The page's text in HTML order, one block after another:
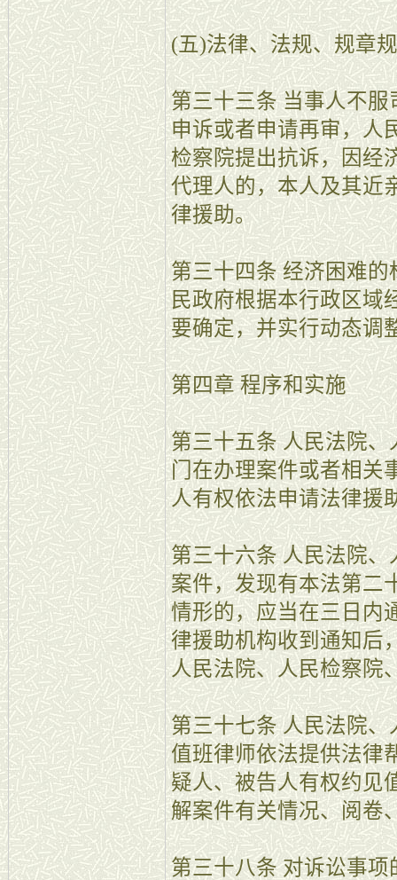
(五)法律、法规、规章
第三十三条 当事人不
申诉或者申请再审，人
检察院提出抗诉，因经
代理人的，本人及其近
律援助。
第三十四条 经济困难
民政府根据本行政区域
要确定，并实行动态调
第四章 程序和实施
第三十五条 人民法院
门在办理案件或者相关
人有权依法申请法律援
第三十六条 人民法院
案件，发现有本法第二
情形的，应当在三日内
律援助机构收到通知后
人民法院、人民检察院
第三十七条 人民法院
值班律师依法提供法律
疑人、被告人有权约见
解案件有关情况、阅卷
第三十八条 对诉讼事